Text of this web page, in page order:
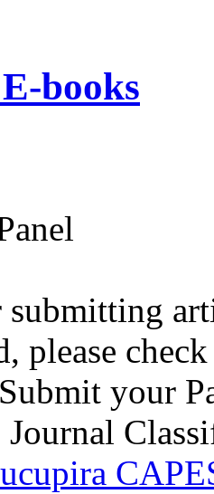
books
submitting
please
your